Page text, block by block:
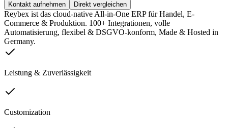
Kontakt aufnehmen Direkt vergleichen
Reybex ist das cloud-native All-in-One ERP für Handel, E-
Commerce & Produktion. 100+ Integrationen, volle
Automatisierung, flexibel & DSGVO-konform, Made & Hosted in
Germany.
Leistung & Zuverlässigkeit
Customization